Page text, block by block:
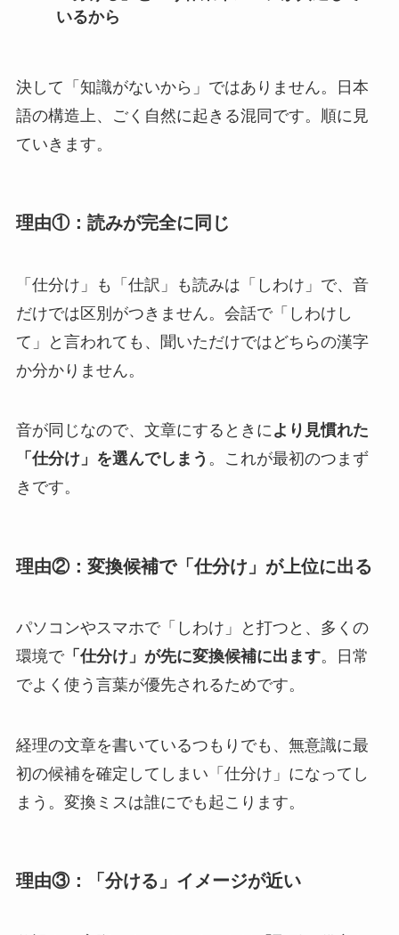
いるから
決して「知識がないから」ではありません。日本
語の構造上、ごく自然に起きる混同です。順に見
ていきます。
理由①：読みが完全に同じ
「仕分け」も「仕訳」も読みは「しわけ」で、音
だけでは区別がつきません。会話で「しわけし
て」と言われても、聞いただけではどちらの漢字
か分かりません。
音が同じなので、文章にするときにより見慣れた
「仕分け」を選んでしまう 。これが最初のつまず
きです。
理由②：変換候補で「仕分け」が上位に出る
パソコンやスマホで「しわけ」と打つと、多くの
環境で「仕分け」が先に変換候補に出ます。日常
でよく使う言葉が優先されるためです。
経理の文章を書いているつもりでも、無意識に最
初の候補を確定してしまい「仕分け」になってし
まう。変換ミスは誰にでも起こります。
理由③：「分ける」イメージが近い